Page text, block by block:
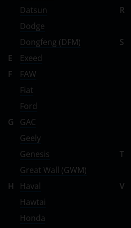
Datsun
Dodge
Dongfeng (DFM)
E
Exeed
F
FAW
Fiat
Ford
G
GAC
Geely
Genesis
Great Wall (GWM)
H
Haval
Hawtai
Honda
R
S
T
V